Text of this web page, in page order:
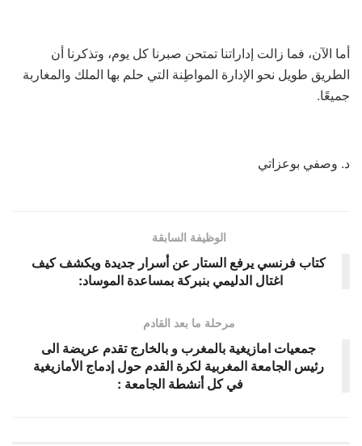
أما الآن، فما زالت إداراتنا تمتحن صبرنا كل يوم، وتذكرنا أن
الطريق طويل نحو الإدارة المواطِنة التي حلم بها الملك والمغاربة
جميعًا.
د. وصفي بوعزاتي
الوظيفة السابقة
كتاب فرنسي يرفع الستار عن أسرار جديدة ويكشف كيف
اغتال الدليمي بنبركة بمساعدة الموساد:
مرحلة ما بعد القادم
جمعيات امازيغية بالمغرب و بالخارج تقدم عريضة الى
رئيس الجامعة المغربية لكرة القدم حول إدماج الأمازيغية
في كل أنشطة الجامعة :